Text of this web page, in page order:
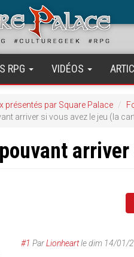
RPG VIDÉOS
présentés par Square Palace
arriver si vous avez le jeu (la
#1 ParLionheartledim 14/01/